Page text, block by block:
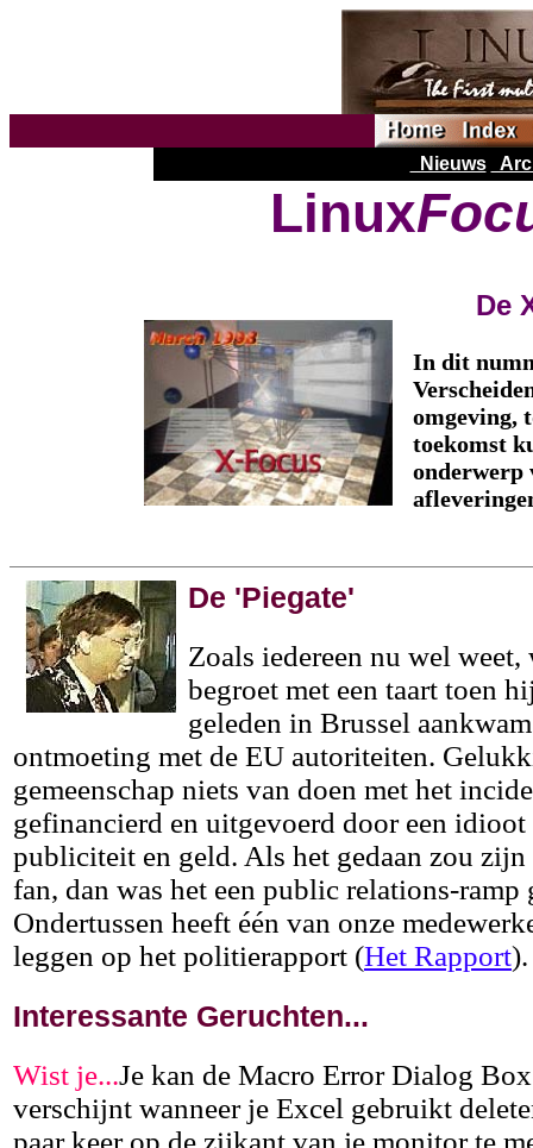
Nieuws
Linux
De
In dit
omgeving,
toekomst
onderwerp
De 'Piegate'
Zoals iedereen nu wel
begroet met een taart toen
geleden in Brussel
ontmoeting met de EU autoriteiten.
gemeenschap niets van doen met het
gefinancierd en uitgevoerd door een idioot
publiciteit en geld. Als het gedaan zou
fan, dan was het een public relations-ramp
Ondertussen heeft één van onze
leggen op het politierapport (Het Rapport).
Interessante Geruchten...
Wist je...Je kan de Macro Error Dialog
verschijnt wanneer je Excel gebruikt
paar keer op de zijkant van je monitor te